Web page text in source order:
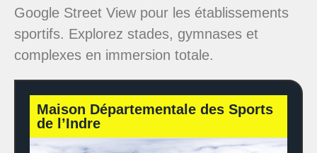
Google Street View pour les établissements
sportifs. Explorez stades, gymnases et
complexes en immersion totale.
Maison Départementale des Sports
de l’Indre